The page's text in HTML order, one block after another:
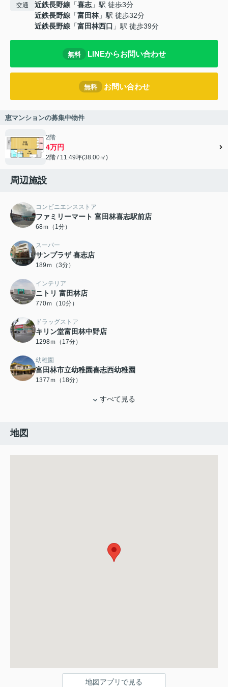
交通 近鉄長野線 「喜志」駅 徒歩3分
近鉄長野線 「富田林」駅 徒歩32分
近鉄長野線 「富田林西口 」駅 徒歩39分
無料 LINEからお問い合わせ
無料 お問い合わせ
恵マンションの募集中物件
2階
4万円
2階 / 11.49坪(38.00㎡)
周辺施設
コンビニエンスストア
ファミリーマート 富田林喜志駅前店
68ｍ（1分）
スーパー
サンプラザ 喜志店
189ｍ（3分）
インテリア
ニトリ 富田林店
770ｍ（10分）
ドラッグストア
キリン堂富田林中野店
1298ｍ（17分）
幼稚園
富田林市立幼稚園喜志西幼稚園
1377ｍ（18分）
すべて見る
地図
地図アプリで見る